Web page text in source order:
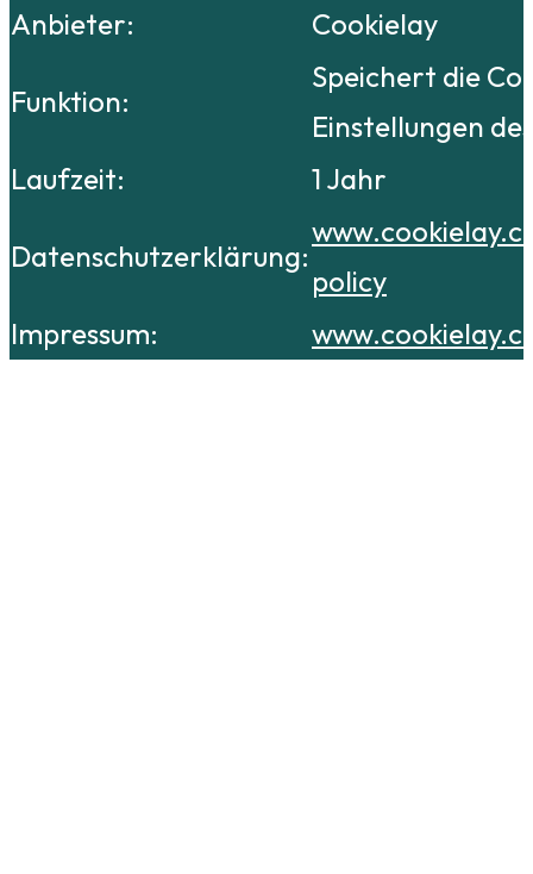
Anbieter:
Cookielay
Funktion:
Speichert die
Einstellungen
Laufzeit:
1 Jahr
Datenschutzerklärung:
policy
Impressum: